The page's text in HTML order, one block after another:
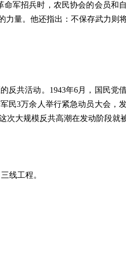
军招兵时，农民协会的会员和
力量。他还指出：不保存武力则
共活动。1943年6月，国民党
民3万余人举行紧急动员大会，
大规模反共高潮在发动阶段就
线工程。